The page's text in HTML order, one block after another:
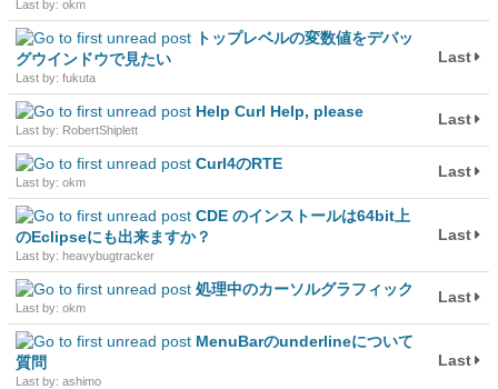
Last by: okm
トップレベルの変数値をデバッ
グウインドウで見たい
Last by: fukuta
Last
Help Curl Help, please
Last by: RobertShiplett
Last
Curl4のRTE
Last by: okm
Last
CDE のインストールは64bit上
のEclipseにも出来ますか？
Last by: heavybugtracker
Last
処理中のカーソルグラフィック
Last by: okm
Last
MenuBarのunderlineについて
質問
Last by: ashimo
Last